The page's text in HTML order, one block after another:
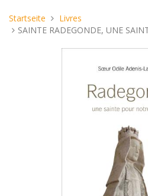
Sie
sind
Startseite
Livres
SAINTE RADEGONDE, UNE